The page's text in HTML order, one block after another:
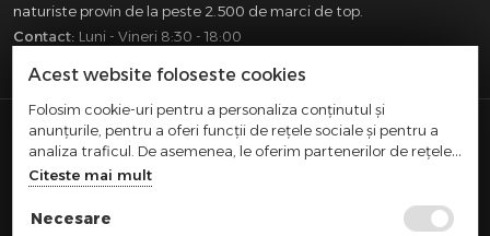
naturiste provin de la peste 2.500 de marci de top.
Contact: Luni - Vineri 8:30 - 18:00
SAM DISTRIBUTION S.R.L.- Registrul Comertului:
J40/10004/2002, Cod fiscal: RO14935035, Adresa: Str.
Dimieni, nr. 7, Bucuresti, sector 5.
standurilor, chioscurilor si pietelor
Acest website foloseste cookies
Folosim cookie-uri pentru a personaliza conținutul și
anunțurile, pentru a oferi funcții de rețele sociale și pentru a
analiza traficul. De asemenea, le oferim partenerilor de rețele
sociale, de publicitate și de analize informații cu privire la
modul în care folosiți site-ul nostru. Aceștia le pot combina cu
alte informații oferite de dvs. sau culese în urma folosirii
Citeste mai mult
Necesare